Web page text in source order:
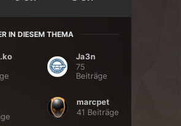
IN DIESEM THEMA
Ja3n
75
Beiträge
marcpet
41 Beiträge